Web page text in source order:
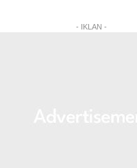
RM10,000
- IKLAN -